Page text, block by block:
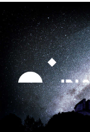
Strumenti
personali
Salta
contenuti.
|
Salta
alla
navigazione
Ricerca
avanzata…